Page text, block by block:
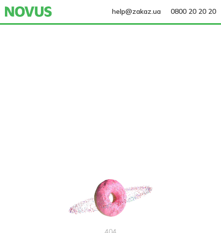
help@zakaz.ua 0800 20 20 20